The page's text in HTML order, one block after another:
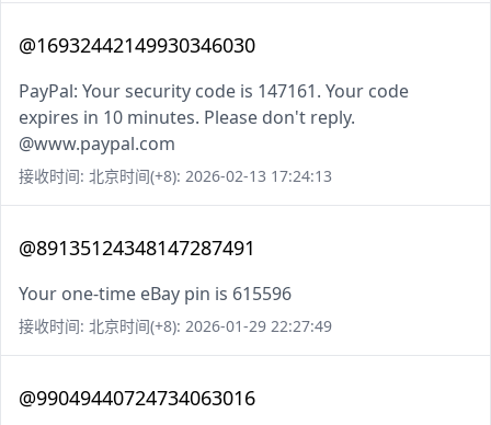
@16932442149930346030
PayPal: Your security code is 147161. Your code
expires in 10 minutes. Please don't reply.
@www.paypal.com
接收时间: 北京时间(+8): 2026-02-13 17:24:13
@89135124348147287491
Your one-time eBay pin is 615596
接收时间: 北京时间(+8): 2026-01-29 22:27:49
@99049440724734063016